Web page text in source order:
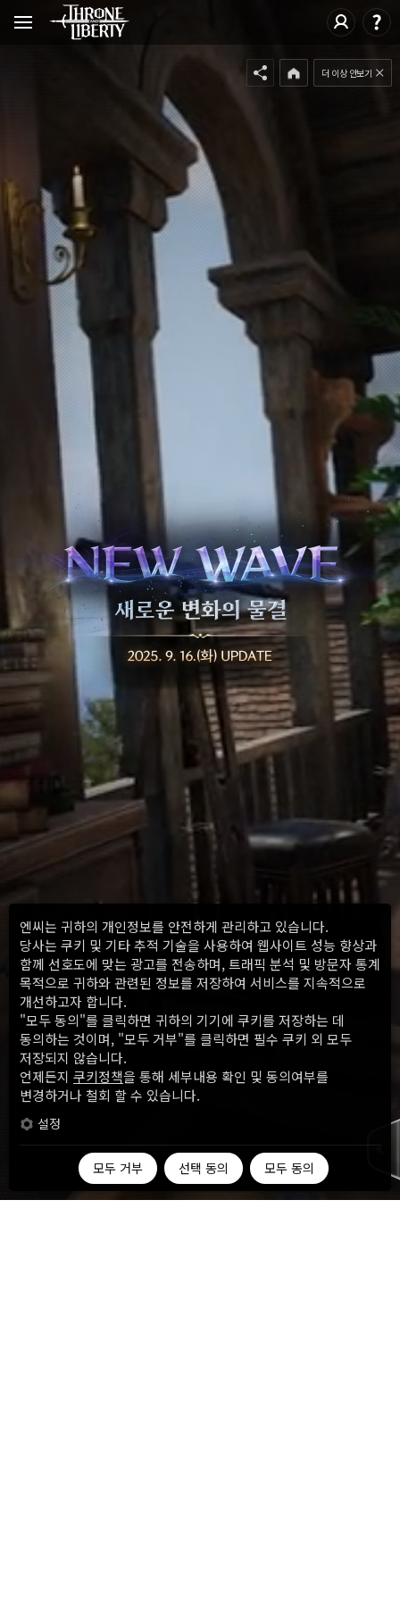
더 이상 안보기
엔씨는 귀하의 개인정보를 안전하게 관리하고 있습니다.
당사는 쿠키 및 기타 추적 기술을 사용하여 웹사이트 성능 향상과
함께 선호도에 맞는 광고를 전송하며, 트래픽 분석 및 방문자 통계
목적으로 귀하와 관련된 정보를 저장하여 서비스를 지속적으로
개선하고자 합니다.
"모두 동의"를 클릭하면 귀하의 기기에 쿠키를 저장하는 데
동의하는 것이며, "모두 거부"를 클릭하면 필수 쿠키 외 모두
저장되지 않습니다.
언제든지 쿠키정책을 통해 세부내용 확인 및 동의여부를
변경하거나 철회 할 수 있습니다.
설정
모두 거부 선택 동의 모두 동의